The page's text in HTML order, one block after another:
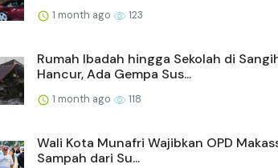
1 month ago 123
Rumah Ibadah hingga Sekolah di
Hancur, Ada Gempa Sus...
1 month ago 118
Wali Kota Munafri Wajibkan OPD
Sampah dari Su...